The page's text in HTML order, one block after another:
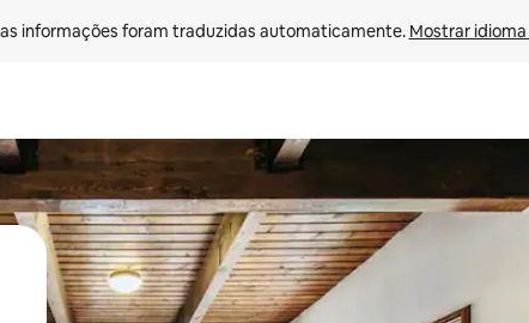
informações foram traduzidas automaticamente. Mostrar